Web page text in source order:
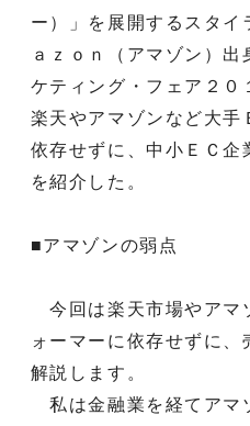
ー）」を展開するスタイ
ａｚｏｎ（アマゾン）
ケティング・フェア２０
楽天やアマゾンなど大手
依存せずに、中小ＥＣ企
を紹介した。
■アマゾンの弱点
今回は楽天市場やアマ
ォーマーに依存せずに
解説します。
私は金融業を経てアマ